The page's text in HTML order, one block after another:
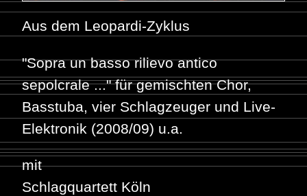
Aus dem Leopardi-Zyklus
"Sopra un basso rilievo antico
sepolcrale ..." für gemischten Chor,
Basstuba, vier Schlagzeuger und Live-
Elektronik (2008/09) u.a.
mit
Schlagquartett Köln